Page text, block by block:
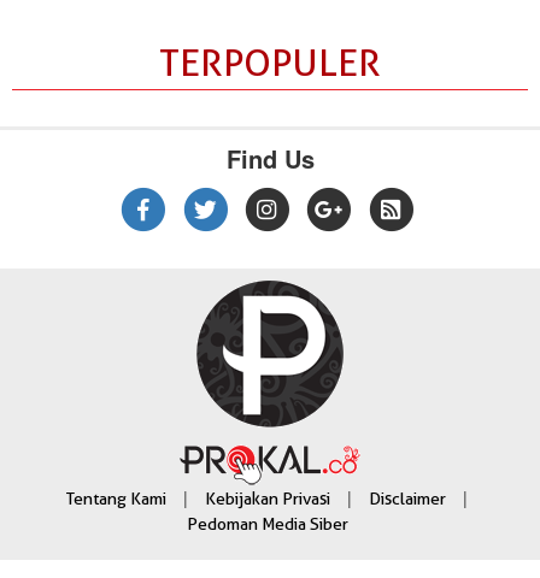
TERPOPULER
Find Us
Tentang Kami | Kebijakan Privasi | Disclaimer |
Pedoman Media Siber